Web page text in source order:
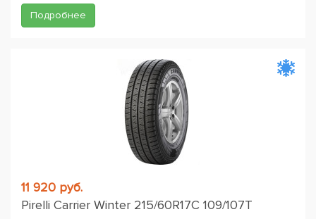
Подробнее
11 920 руб.
Pirelli Carrier Winter 215/60R17C 109/107T